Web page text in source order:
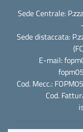
Sede Centrale:
Sede distaccata:
E-mail:
Cod. Mecc.:
Cod.